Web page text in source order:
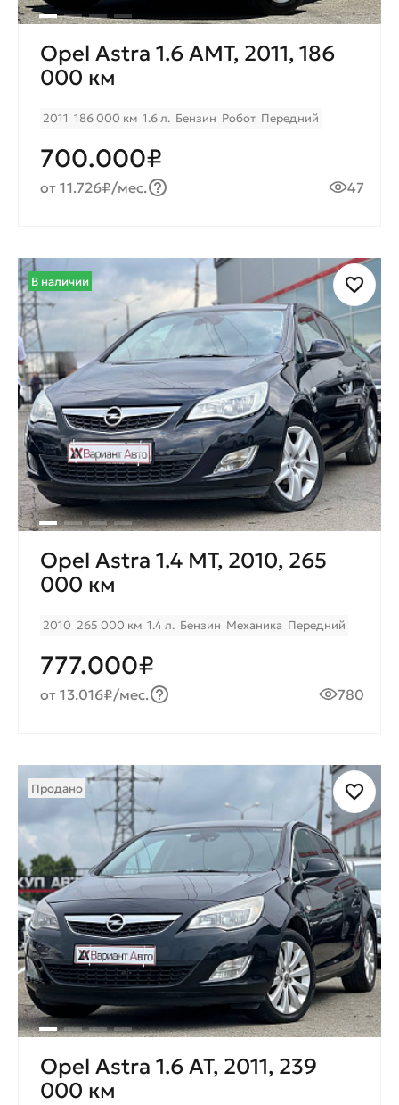
Opel Astra 1.6 AMT, 2011, 186
000 км
2011 186 000 км 1.6 л. Бензин Робот Передний
700.000₽
от 11.726₽/мес. 47
В наличии
Opel Astra 1.4 MT, 2010, 265
000 км
2010 265 000 км 1.4 л. Бензин Механика Передний
777.000₽
от 13.016₽/мес. 780
Продано
Opel Astra 1.6 AT, 2011, 239
000 км